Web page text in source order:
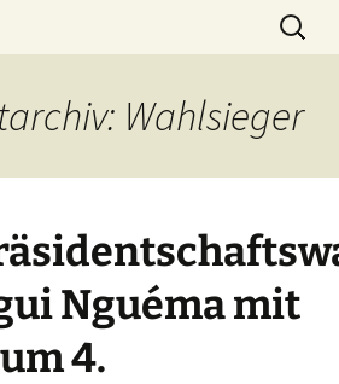
aus und mit Bezug zuSuchen
nach:
Wahlsieger
Nguéma mit
4.